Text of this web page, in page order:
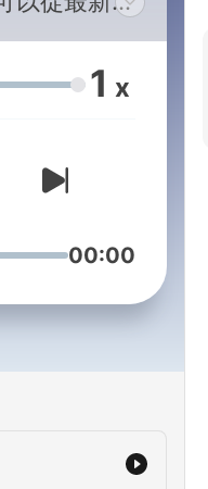
並用生活
理財觀念 最
是有新鮮
| Blog |
設計屬
1 x
00:00